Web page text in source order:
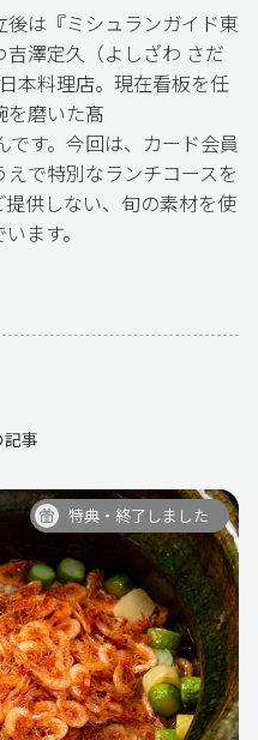
は『ミシュランガイド東
澤定久（よしざわ さだ
本料理店。現在看板を任
を磨いた髙
す。今回は、カード会員
で特別なランチコースを
供しない、旬の素材を使
ます。
記事
特典・終了しました